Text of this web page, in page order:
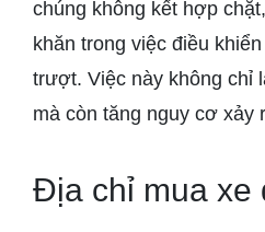
chúng không kết hợp
khăn trong việc điều
trượt. Việc này không chỉ
mà còn tăng nguy cơ xảy
Địa chỉ mua xe